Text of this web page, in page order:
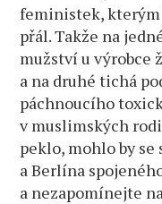
feministek, kterým
přál. Takže na
mužství u výrobce
a na druhé tichá
páchnoucího
v muslimských
peklo, mohlo by se
a Berlína
a nezapomínejte